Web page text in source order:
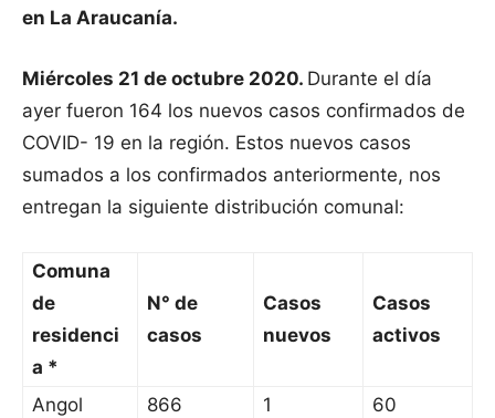
en La Araucanía.
Miércoles 21 de octubre 2020. Durante el día
ayer fueron 164 los nuevos casos confirmados de
COVID- 19 en la región. Estos nuevos casos
sumados a los confirmados anteriormente, nos
entregan la siguiente distribución comunal:
Comuna
de
residenci
a *
N° de
casos
Casos
nuevos
Casos
activos
Angol 866 1
60